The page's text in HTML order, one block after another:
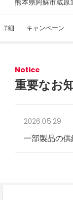
熊本県阿蘇市蔵原
細 キャンペーン
Notice
重要なお
2026.05.29
一部製品の